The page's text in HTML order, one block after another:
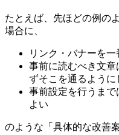
たとえば、先ほどの例の
場合に、
リンク・バナーを
事前に読むべき文
ずそこを通るように
事前設定を行うま
よい
のような「具体的な改善